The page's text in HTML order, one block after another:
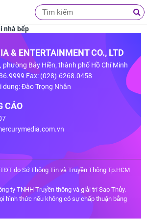
nhà bếp
& ENTERTAINMENT CO., LTD
phường Bảy Hiền, thành phố Hồ Chí Minh
Fax: (028)-6268.0458
dung: Đào Trọng Nhân
CÁO
do Sở Thông Tin và Truyền Thông Tp.HCM
ty TNHH Truyền thông và giải trí Sao Thủy.
hình thức nếu không có sự chấp thuận bằng